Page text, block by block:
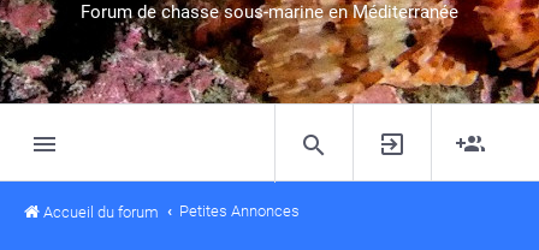
Forum de chasse sous-marine en Méditerranée
Accueil du forum Petites Annonces